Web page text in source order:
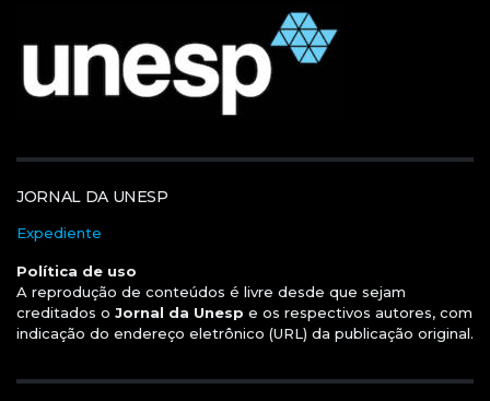
JORNAL DA UNESP
Expediente
Política de uso
A reprodução de conteúdos é livre desde que sejam
creditados o Jornal da Unesp e os respectivos autores, com
indicação do endereço eletrônico (URL) da publicação original.